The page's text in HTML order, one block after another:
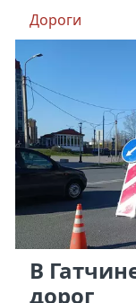
Дороги
В
дорог